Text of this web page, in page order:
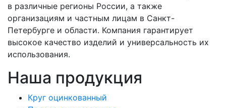
в различные регионы России, а также
организациям и частным лицам в Санкт-
Петербурге и области. Компания гарантирует
высокое качество изделий и универсальность их
использования.
Наша продукция
Круг оцинкованный